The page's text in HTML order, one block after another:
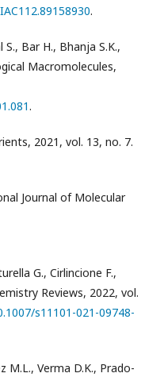
.
Bar H., Bhanja S.K.,
Macromolecules,
.
2021, vol. 13, no. 7.
Journal of Molecular
G., Cirlincione F.,
Reviews, 2022, vol.
s11101-021-09748-
M.L., Verma D.K., Prado-